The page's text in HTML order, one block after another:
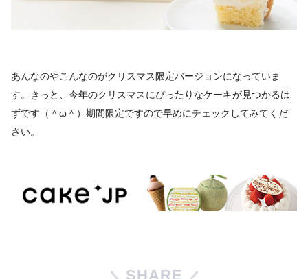
あんなのやこんなのがクリスマス限定バージョンになっていま
す。きっと、今年のクリスマスにぴったりなケーキが見つかるは
ずです（＾ω＾）期間限定ですので早めにチェックしてみてくだ
さい。
SHARE